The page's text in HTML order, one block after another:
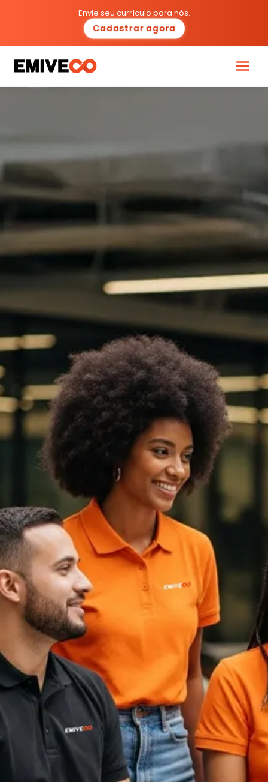
Envie seu currículo para nós.
Cadastrar agora
Cultura
Ecossistema